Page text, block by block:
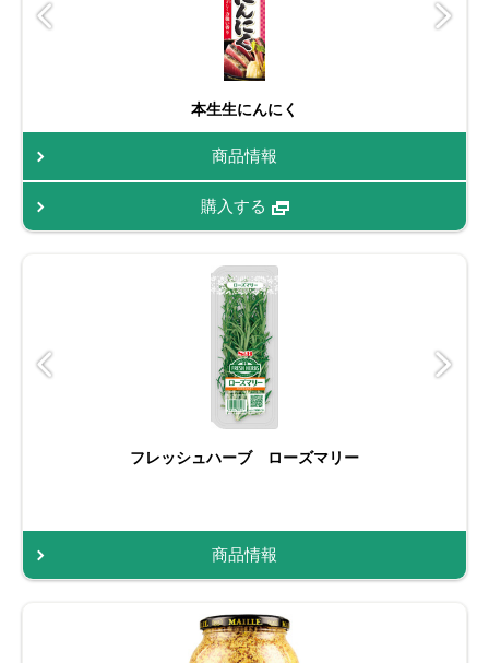
本生生にんにく
商品情報
購入する
フレッシュハーブ ローズマリー
商品情報